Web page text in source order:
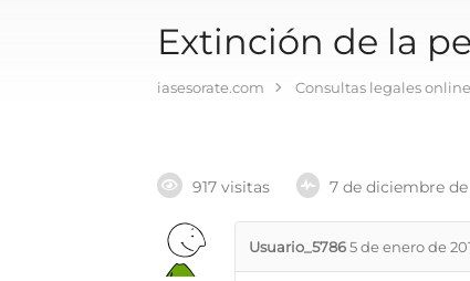
Extinción de la
iasesorate.com Consultas legales online
917 visitas 7 de diciembre de
Usuario_57865 de enero de